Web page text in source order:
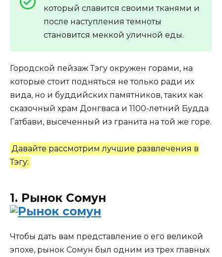
который славится своими тканями и
после наступления темноты
становится меккой уличной еды.
Городской пейзаж Тэгу окружен горами, на
которые стоит подняться не только ради их
вида, но и буддийских памятников, таких как
сказочный храм Донгваса и 1100-летний Будда
Гатбави, высеченный из гранита на той же горе.
Давайте рассмотрим лучшие развлечения в
Тэгу:
1. Рынок Сомун
Чтобы дать вам представление о его великой
эпохе, рынок Сомун был одним из трех главных